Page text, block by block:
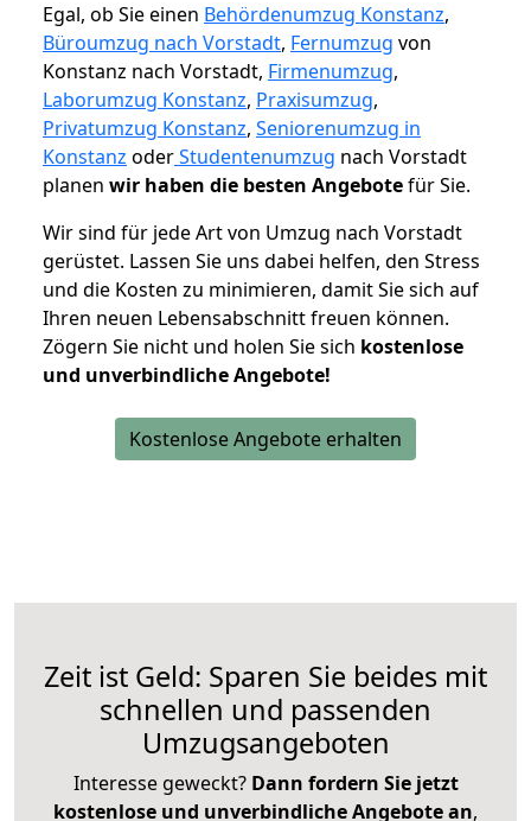
Egal, ob Sie einen Behördenumzug Konstanz,
Büroumzug nach Vorstadt, Fernumzug von
Konstanz nach Vorstadt, Firmenumzug,
Laborumzug Konstanz, Praxisumzug,
Privatumzug Konstanz, Seniorenumzug in
Konstanz oderStudentenumzug nach Vorstadt
planen wir haben die besten Angebotefür Sie.
Wir sind für jede Art von Umzug nach Vorstadt
gerüstet. Lassen Sie uns dabei helfen, den Stress
und die Kosten zu minimieren, damit Sie sich auf
Ihren neuen Lebensabschnitt freuen können.
Zögern Sie nicht und holen Sie sich kostenlose
und unverbindliche Angebote!
Kostenlose Angebote erhalten
Zeit ist Geld: Sparen Sie beides mit
schnellen und passenden
Umzugsangeboten
Interesse geweckt? Dann fordern Sie jetzt
kostenlose und unverbindliche Angebote an,